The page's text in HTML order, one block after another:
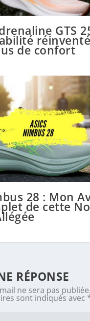
GTS
de confort
28 : Mon
de cette
RÉPONSE
ne sera pas publiée.
sont indiqués avec